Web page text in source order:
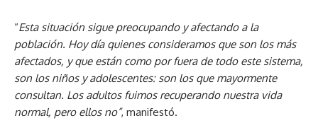
“Esta situación sigue preocupando y afectando a la
población. Hoy día quienes consideramos que son los más
afectados, y que están como por fuera de todo este sistema,
son los niños y adolescentes: son los que mayormente
consultan. Los adultos fuimos recuperando nuestra vida
normal, pero ellos no”, manifestó.